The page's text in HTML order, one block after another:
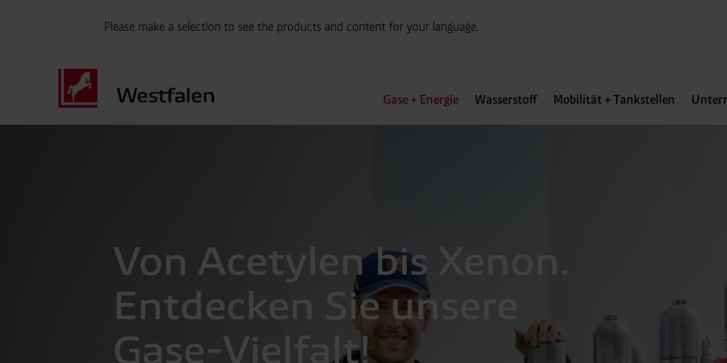
Please make a selection to see the products and content for your language.
Gase + Energie Wasserstoff Mobilität + Tankstellen
Von Acetylen bis Xenon.
Entdecken Sie unsere
Gase-Vielfalt!